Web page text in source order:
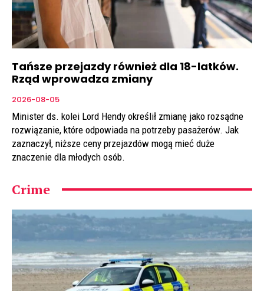
Tańsze przejazdy również dla 18-latków.
Rząd wprowadza zmiany
2026-08-05
Minister ds. kolei Lord Hendy określił zmianę jako rozsądne
rozwiązanie, które odpowiada na potrzeby pasażerów. Jak
zaznaczył, niższe ceny przejazdów mogą mieć duże
znaczenie dla młodych osób.
Crime